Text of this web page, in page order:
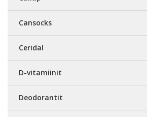
Cansocks
Ceridal
D-vitamiinit
Deodorantit